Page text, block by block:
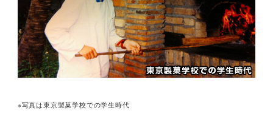
※写真は東京製菓学校での学生時代